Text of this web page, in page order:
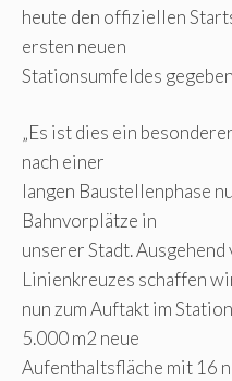
heute den offiziellen
ersten neuen
Stationsumfeldes
„Es ist dies ein
nach einer
langen Baustellenphase
Bahnvorplätze in
unserer Stadt. Ausgehend
Linienkreuzes schaffen
nun zum Auftakt im
5.000 m2 neue
Aufenthaltsfläche mit 16